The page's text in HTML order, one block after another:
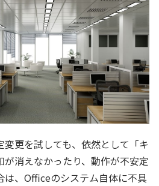
更を試しても、依然として「キ
が消えなかったり、動作が不安定
は、Officeのシステム自体に不具